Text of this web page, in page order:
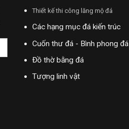
Thiết kế thi công lăng mộ đá
Các hạng mục đá kiến trúc
Cuốn thư đá - Bình phong đá
Đồ thờ bằng đá
Tượng linh vật